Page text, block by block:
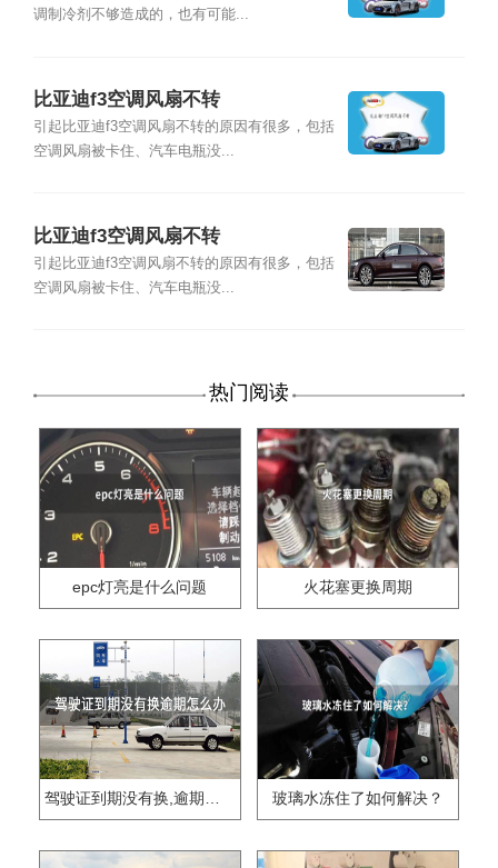
调制冷剂不够造成的，也有可能...
比亚迪f3空调风扇不转
引起比亚迪f3空调风扇不转的原因有很多，包括
空调风扇被卡住、汽车电瓶没...
比亚迪f3空调风扇不转
引起比亚迪f3空调风扇不转的原因有很多，包括
空调风扇被卡住、汽车电瓶没...
热门阅读
epc灯亮是什么问题 火花塞更换周期
驾驶证到期没有换,逾期怎么办?? 玻璃水冻住了如何解决？